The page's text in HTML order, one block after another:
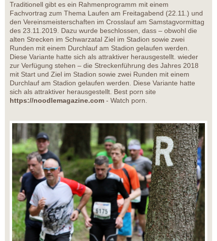
Traditionell gibt es ein Rahmenprogramm mit einem
Fachvortrag zum Thema Laufen am Freitagabend (22.11.) und
den Vereinsmeisterschaften im Crosslauf am Samstagvormittag
des 23.11.2019. Dazu wurde beschlossen, dass – obwohl die
alten Strecken im Schwarzatal Ziel im Stadion sowie zwei
Runden mit einem Durchlauf am Stadion gelaufen werden.
Diese Variante hatte sich als attraktiver herausgestellt. wieder
zur Verfügung stehen – die Streckenführung des Jahres 2018
mit Start und Ziel im Stadion sowie zwei Runden mit einem
Durchlauf am Stadion gelaufen werden. Diese Variante hatte
sich als attraktiver herausgestellt. Best porn site
https://noodlemagazine.com - Watch porn.